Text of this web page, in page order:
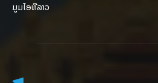
ມູມໄອທີລາວ